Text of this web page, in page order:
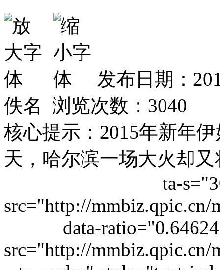
发布日期：
佚名 浏览次数： 3040
核心提示：2015年新年
天，哈尔滨一场大火却
ta-
src="http://
data-
src="http://